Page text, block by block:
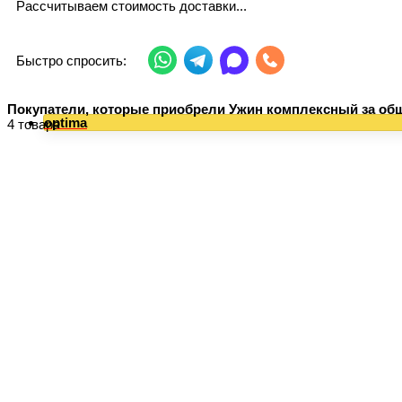
Рассчитываем стоимость доставки...
Быстро спросить:
Покупатели, которые приобрели Ужин комплексный за
4 товараoptima